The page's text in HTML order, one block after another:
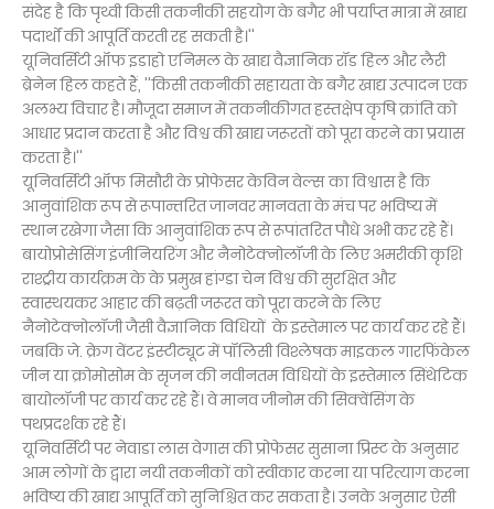
संदेह है कि पृथ्वी किसी तकनीकी सहयोग के बगैर भी पर्याप्त मात्रा में खाद्य
पदार्थों की आपूर्ति करती रह सकती है।''
यूनिवर्सिटी ऑफ इडाहो एनिमल के खाद्य वैज्ञानिक रॉड हिल और लैरी
ब्रेनेन हिल कहते हैं, ''किसी तकनीकी सहायता के बगैर खाद्य उत्पादन एक
अलभ्य विचार है। मौजूदा समाज में तकनीकीगत हस्तक्षेप कृषि क्रांति को
आधार प्रदान करता है और विश्व की खाद्य जरूरतों को पूरा करने का प्रयास
करता है।''
यूनिवर्सिटी ऑफ मिसौरी के प्रोफेसर केविन वेल्स का विश्वास है कि
आनुवांशिक रूप से रूपान्तरित जानवर मानवता के मंच पर भविष्य में
स्थान रखेगा जैसा कि आनुवांशिक रूप से रूपांतरित पौधे अभी कर रहे हैं।
बायोप्रोसेसिंग इंजीनियरिंग और नैनोटेक्नोलॉजी के लिए अमरीकी कृशि
राश्ट्रीय कार्यक्रम के के प्रमुख हांग्डा चेन विश्व की सुरक्षित और
स्वास्थयकर आहार की बढ़ती जरूरत को पूरा करने के लिए
नैनोटेक्नोलॉजी जैसी वैज्ञानिक विधियों के इस्तेमाल पर कार्य कर रहे हैं।
जबकि जे. क्रेग वेंटर इंस्टीट्यूट में पॉलिसी विश्लेषक माइकल गारफिंकेल
जीन या क्रोमोसोम के सृजन की नवीनतम विधियों के इस्तेमाल सिंथेटिक
बायोलॉजी पर कार्य कर रहे हैं। वे मानव जीनोम की सिक्वेंसिंग के
पथप्रदर्शक रहे हैं।
यूनिवर्सिटी पर नेवाडा लास वेगास की प्रोफेसर सुसाना प्रिस्ट के अनुसार
आम लोगों के द्वारा नयी तकनीकों को स्वीकार करना या परित्याग करना
भविष्य की खाद्य आपूर्ति को सुनिश्चित कर सकता है। उनके अनुसार ऐसी